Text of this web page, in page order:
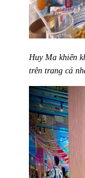
Huy Ma khiến
trên trang cá